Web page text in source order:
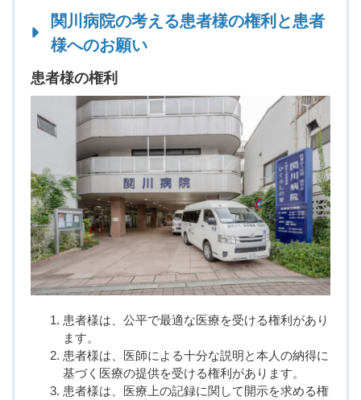
関川病院の考える患者様の権利と患者
様へのお願い
患者様の権利
患者様は、公平で最適な医療を受ける権利があり
ます。
患者様は、医師による十分な説明と本人の納得に
基づく医療の提供を受ける権利があります。
患者様は、医療上の記録に関して開示を求める権